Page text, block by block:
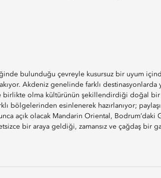
bulunduğu çevreyle kusursuz bir uyum
Akdeniz genelinde farklı destinasyonlarda
birlikte olma kültürünün şekillendirdiği doğal bir
bölgelerinden esinlenerek hazırlanıyor;
açık olacak Mandarin Oriental,
bir araya geldiği, zamansız ve çağdaş bir